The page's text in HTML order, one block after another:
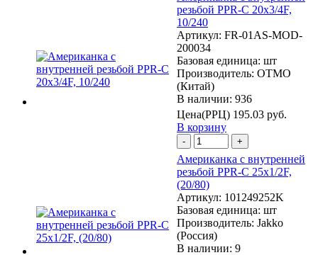
резьбой PPR-C 20х3/4F,
10/240
Артикул: FR-01AS-MOD-
200034
Базовая единица: шт
Производитель: OTMO
(Китай)
В наличии: 936
Цена(РРЦ) 195.03 руб.
В корзину
- +
Американка с внутренней
резьбой PPR-C 25х1/2F,
(20/80)
Артикул: 101249252K
Базовая единица: шт
Производитель: Jakko
(Россия)
В наличии: 9